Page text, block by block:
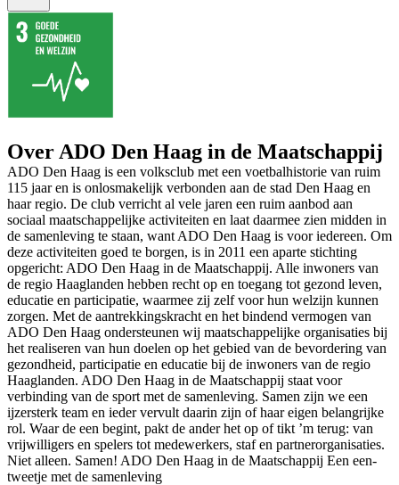
Over ADO Den Haag in de Maatschappij
ADO Den Haag is een volksclub met een voetbalhistorie van ruim
115 jaar en is onlosmakelijk verbonden aan de stad Den Haag en
haar regio. De club verricht al vele jaren een ruim aanbod aan
sociaal maatschappelijke activiteiten en laat daarmee zien midden in
de samenleving te staan, want ADO Den Haag is voor iedereen. Om
deze activiteiten goed te borgen, is in 2011 een aparte stichting
opgericht: ADO Den Haag in de Maatschappij. Alle inwoners van
de regio Haaglanden hebben recht op en toegang tot gezond leven,
educatie en participatie, waarmee zij zelf voor hun welzijn kunnen
zorgen. Met de aantrekkingskracht en het bindend vermogen van
ADO Den Haag ondersteunen wij maatschappelijke organisaties bij
het realiseren van hun doelen op het gebied van de bevordering van
gezondheid, participatie en educatie bij de inwoners van de regio
Haaglanden. ADO Den Haag in de Maatschappij staat voor
verbinding van de sport met de samenleving. Samen zijn we een
ijzersterk team en ieder vervult daarin zijn of haar eigen belangrijke
rol. Waar de een begint, pakt de ander het op of tikt ’m terug: van
vrijwilligers en spelers tot medewerkers, staf en partnerorganisaties.
Niet alleen. Samen! ADO Den Haag in de Maatschappij Een een-
tweetje met de samenleving